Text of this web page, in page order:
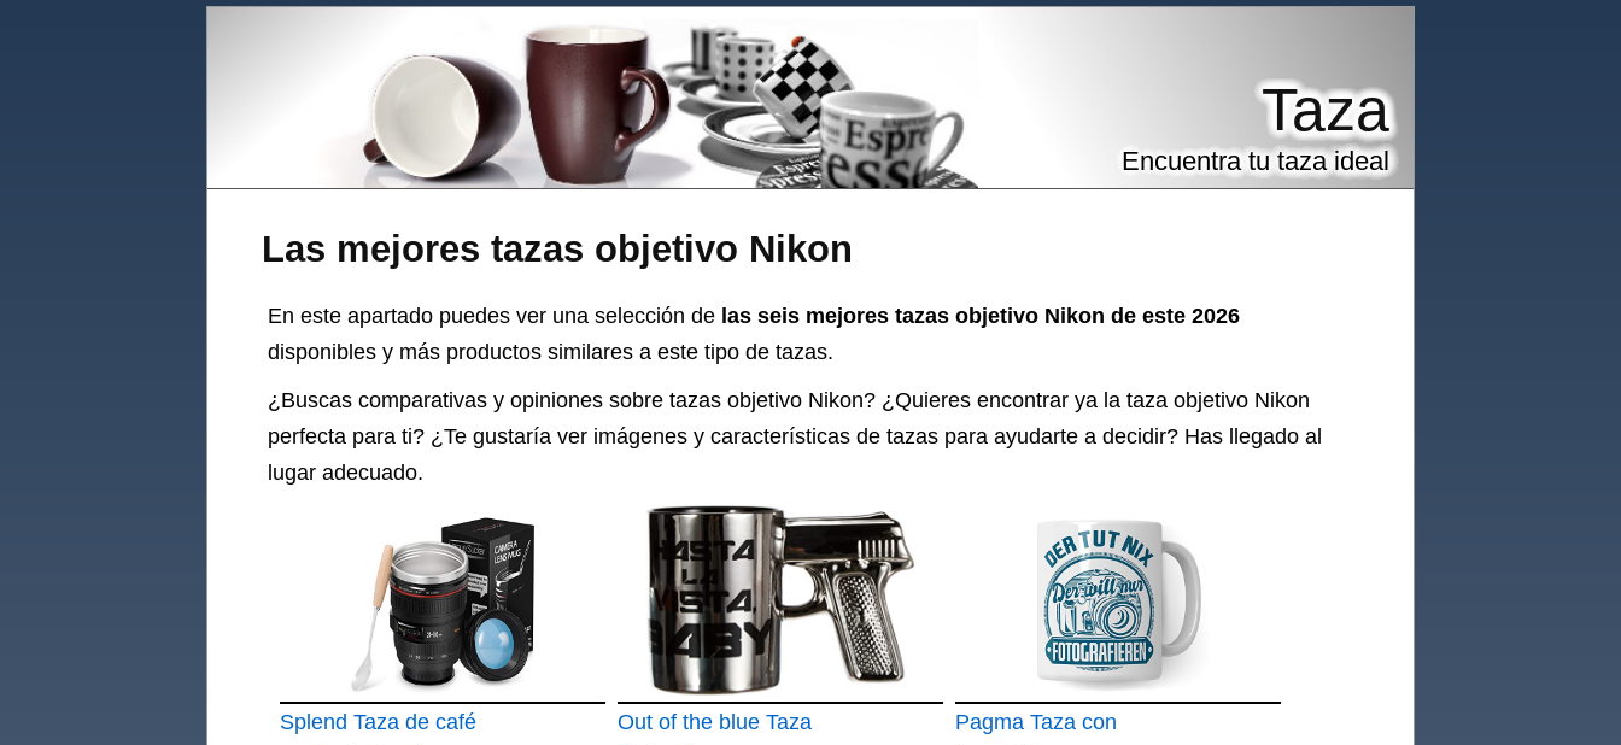
Las mejores tazas objetivo Nikon
Taza
Encuentra tu taza ideal
En este apartado puedes ver una selección de las seis mejores tazas objetivo Nikon de este 2026
disponibles y más productos similares a este tipo de tazas.
¿Buscas comparativas y opiniones sobre tazas objetivo Nikon? ¿Quieres encontrar ya la taza objetivo Nikon
perfecta para ti? ¿Te gustaría ver imágenes y características de tazas para ayudarte a decidir? Has llegado al
lugar adecuado.
Splend Taza de café
Out of the blue Taza
Pagma Taza con